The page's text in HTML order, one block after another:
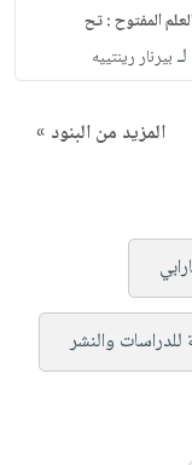
المفتوح : تح
لـ بيرنار رينتييه
المزيد من البنود »
للدراسات والنشر